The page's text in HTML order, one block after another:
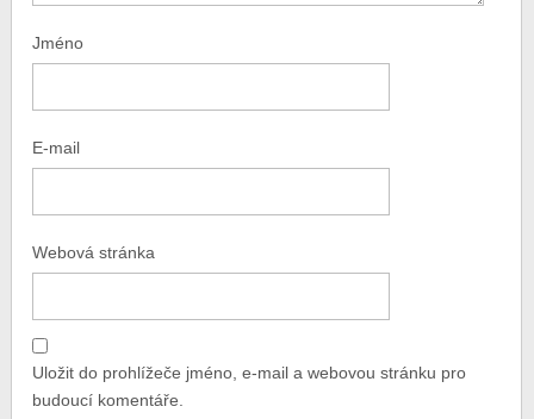
Jméno
E-mail
Webová stránka
Uložit do prohlížeče jméno, e-mail a webovou stránku pro
budoucí komentáře.